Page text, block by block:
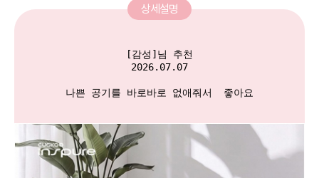
상세설명
[감성]님 추천
2026.07.07
나쁜 공기를 바로바로 없애줘서  좋아요